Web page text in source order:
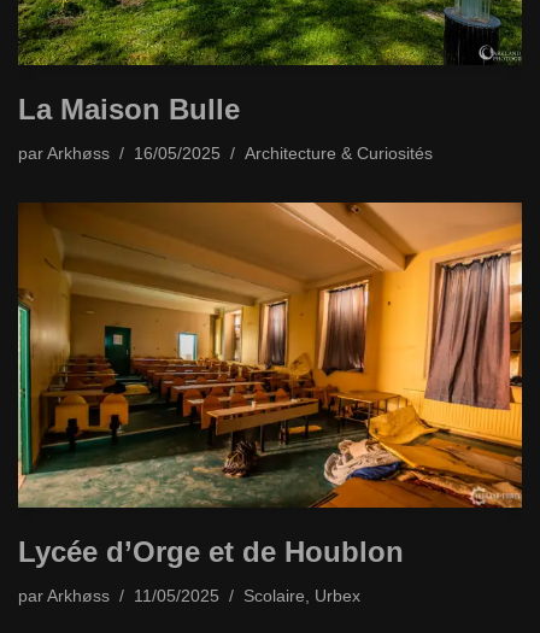
La Maison Bulle
par Arkhøss 16/05/2025 Architecture & Curiosités
Lycée d’Orge et de Houblon
par Arkhøss 11/05/2025 Scolaire, Urbex